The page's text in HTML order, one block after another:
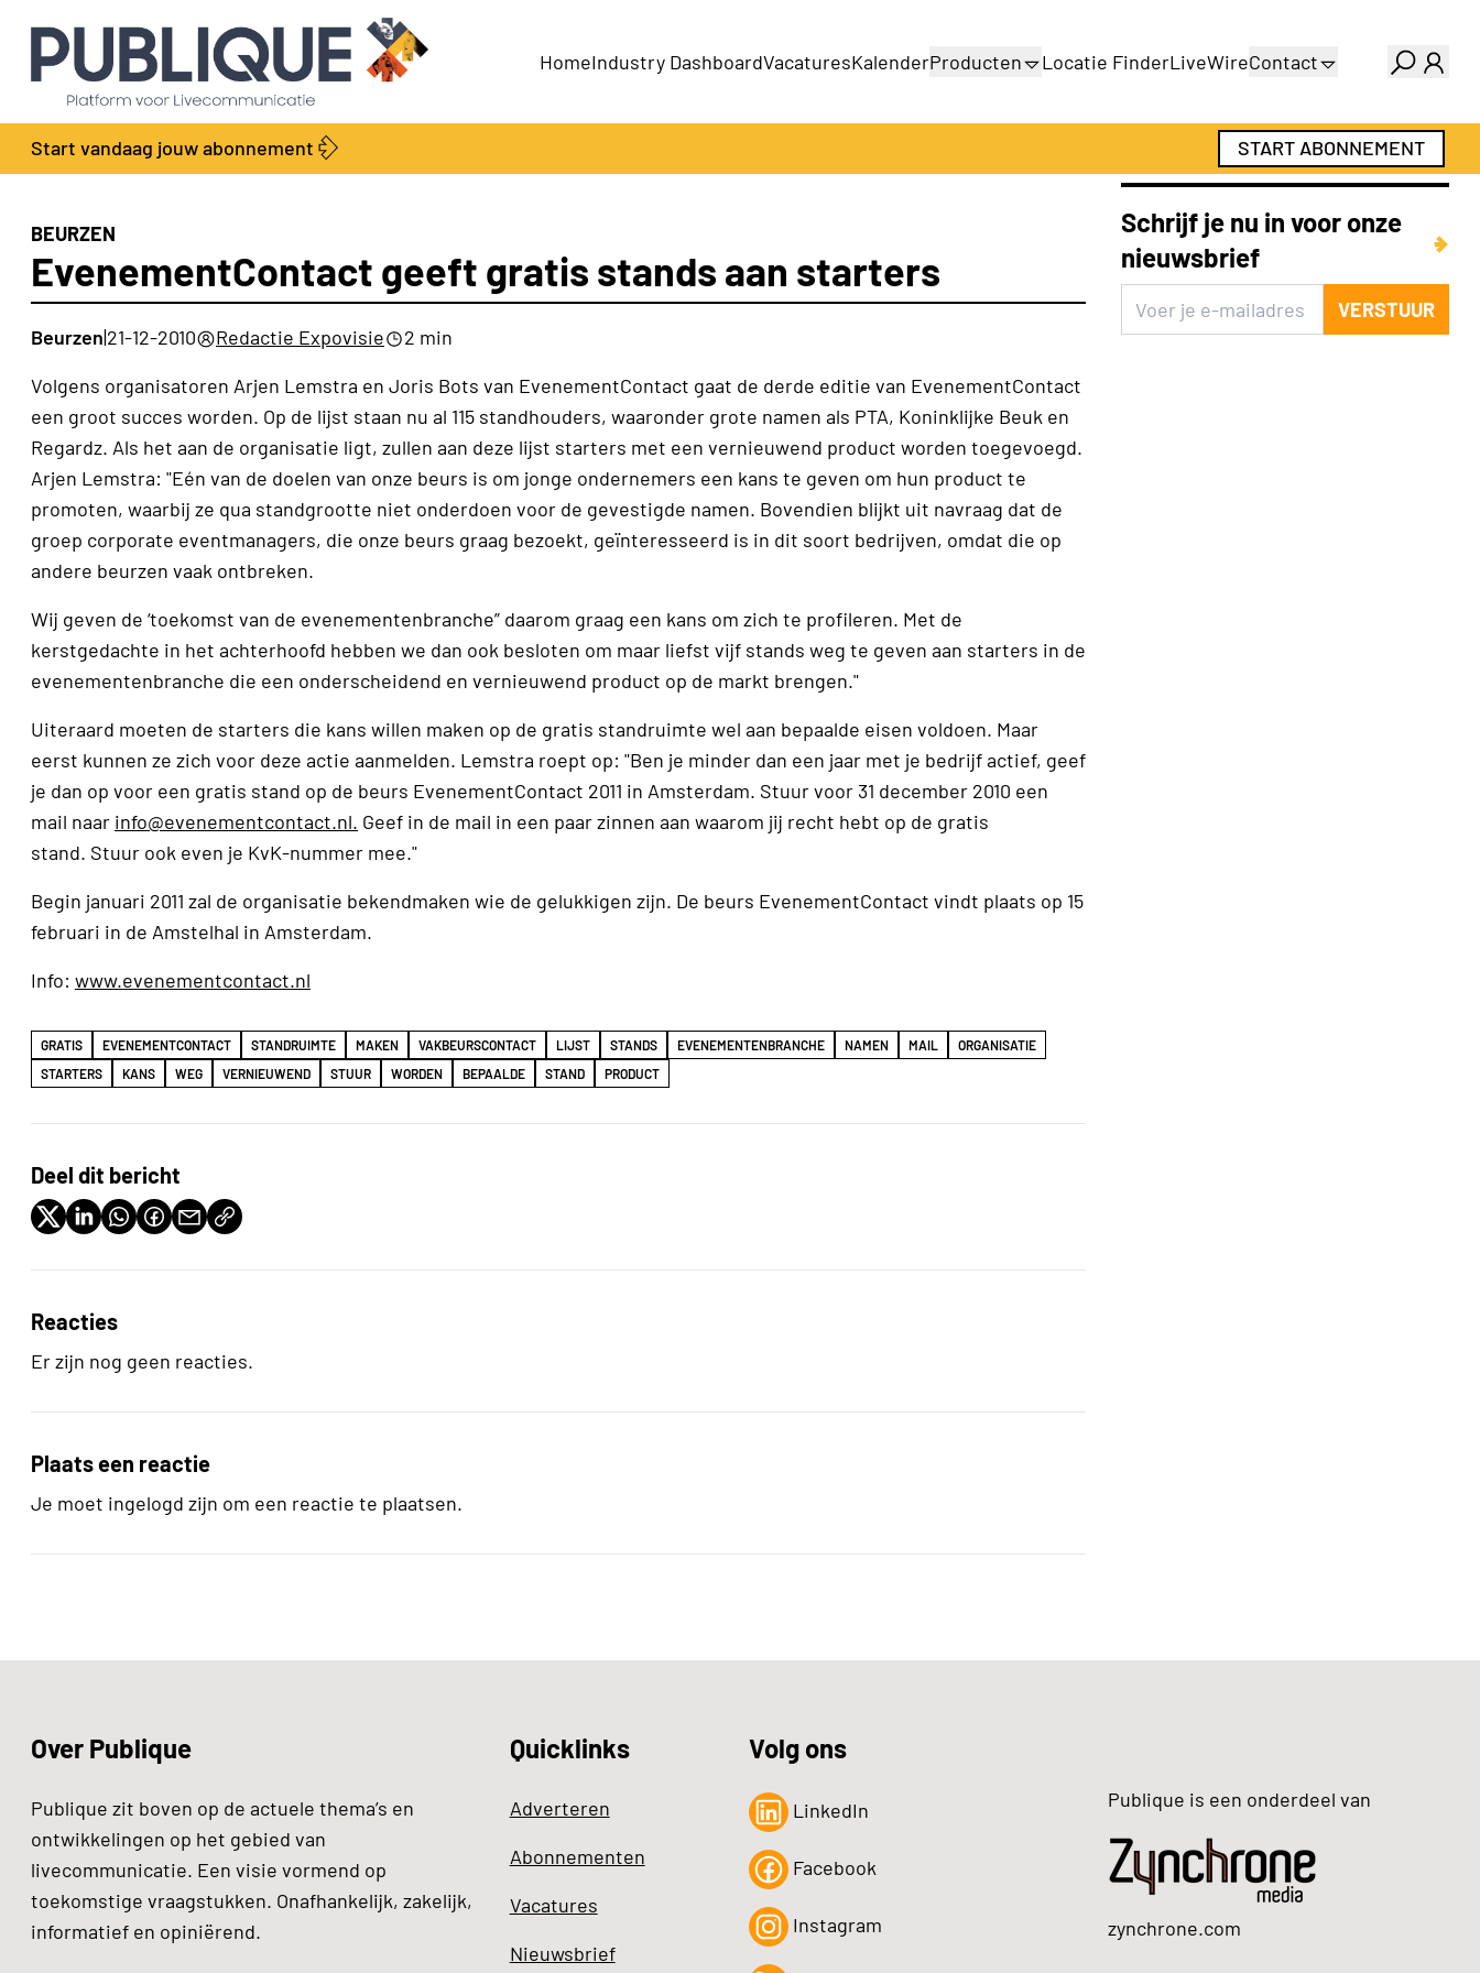
HomeIndustry DashboardVacaturesKalenderProducten
Productengids
Locatie FinderLiveWireContact
Adverteren
Abonnementen
Start vandaag jouw abonnement START ABONNEMENT
BEURZEN
EvenementContact geeft gratis stands aan starters
Beurzen|21-12-2010 Redactie Expovisie
2 min
Volgens organisatoren Arjen Lemstra en Joris Bots van EvenementContact gaat de derde editie van EvenementContact
een groot succes worden. Op de lijst staan nu al 115 standhouders, waaronder grote namen als PTA, Koninklijke Beuk en
Regardz. Als het aan de organisatie ligt, zullen aan deze lijst starters met een vernieuwend product worden toegevoegd.
Arjen Lemstra: "Eén van de doelen van onze beurs is om jonge ondernemers een kans te geven om hun product te
promoten, waarbij ze qua standgrootte niet onderdoen voor de gevestigde namen. Bovendien blijkt uit navraag dat de
groep corporate eventmanagers, die onze beurs graag bezoekt, geïnteresseerd is in dit soort bedrijven, omdat die op
andere beurzen vaak ontbreken.
Wij geven de ‘toekomst van de evenementenbranche” daarom graag een kans om zich te profileren. Met de
kerstgedachte in het achterhoofd hebben we dan ook besloten om maar liefst vijf stands weg te geven aan starters in de
evenementenbranche die een onderscheidend en vernieuwend product op de markt brengen."
Uiteraard moeten de starters die kans willen maken op de gratis standruimte wel aan bepaalde eisen voldoen. Maar
eerst kunnen ze zich voor deze actie aanmelden. Lemstra roept op: "Ben je minder dan een jaar met je bedrijf actief, geef
je dan op voor een gratis stand op de beurs EvenementContact 2011 in Amsterdam. Stuur voor 31 december 2010 een
mail naar info@evenementcontact.nl. Geef in de mail in een paar zinnen aan waarom jij recht hebt op de gratis
stand. Stuur ook even je KvK-nummer mee."
Begin januari 2011 zal de organisatie bekendmaken wie de gelukkigen zijn. De beurs EvenementContact vindt plaats op 15
februari in de Amstelhal in Amsterdam.
Info: www.evenementcontact.nl
GRATIS EVENEMENTCONTACT STANDRUIMTE MAKEN VAKBEURSCONTACT LIJST STANDS EVENEMENTENBRANCHE NAMEN MAIL
ORGANISATIE
STARTERS
KANS WEG VERNIEUWEND STUUR WORDEN BEPAALDE STAND PRODUCT
Deel dit bericht
Reacties
Er zijn nog geen reacties.
Plaats een reactie
Je moet ingelogd zijn om een reactie te plaatsen.
Schrijf je nu in voor onze
nieuwsbrief
VERSTUUR
Over Publique
Publique zit boven op de actuele thema’s en
ontwikkelingen op het gebied van
livecommunicatie. Een visie vormend op
toekomstige vraagstukken. Onafhankelijk, zakelijk,
informatief en opiniërend.
Quicklinks
Adverteren
Abonnementen
Vacatures
Nieuwsbrief
Volg ons
LinkedIn
Facebook
Instagram
Publique is een onderdeel van
zynchrone.com